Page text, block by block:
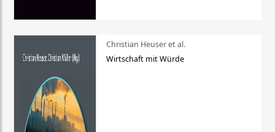
Christian Heuser et al.
Wirtschaft mit Würde